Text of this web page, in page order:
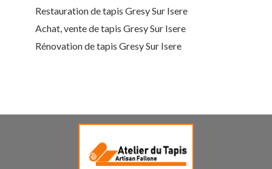
Restauration de tapis Gresy Sur Isere
Achat, vente de tapis Gresy Sur Isere
Rénovation de tapis Gresy Sur Isere